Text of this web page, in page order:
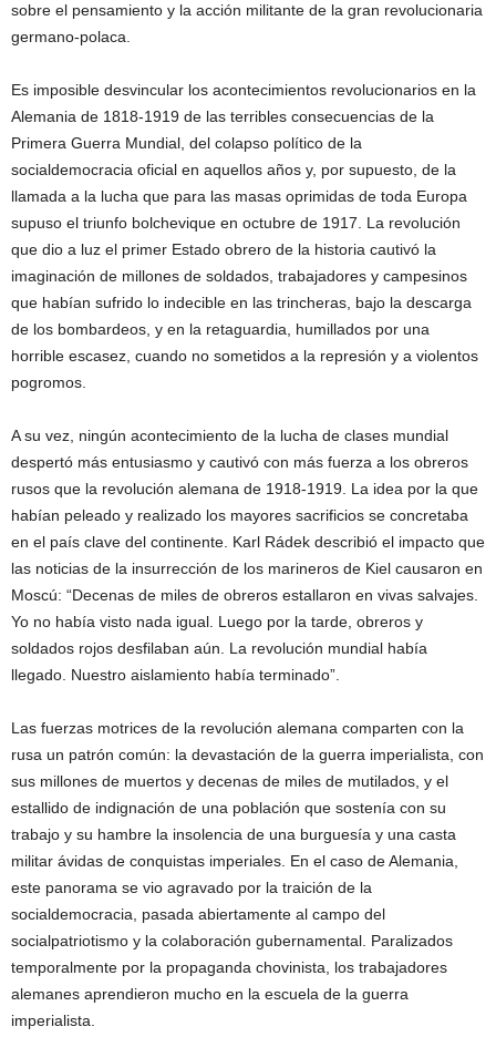
sobre el pensamiento y la acción militante de la gran revolucionaria
germano-polaca.
Es imposible desvincular los acontecimientos revolucionarios en la
Alemania de 1818-1919 de las terribles consecuencias de la
Primera Guerra Mundial, del colapso político de la
socialdemocracia oficial en aquellos años y, por supuesto, de la
llamada a la lucha que para las masas oprimidas de toda Europa
supuso el triunfo bolchevique en octubre de 1917. La revolución
que dio a luz el primer Estado obrero de la historia cautivó la
imaginación de millones de soldados, trabajadores y campesinos
que habían sufrido lo indecible en las trincheras, bajo la descarga
de los bombardeos, y en la retaguardia, humillados por una
horrible escasez, cuando no sometidos a la represión y a violentos
pogromos.
A su vez, ningún acontecimiento de la lucha de clases mundial
despertó más entusiasmo y cautivó con más fuerza a los obreros
rusos que la revolución alemana de 1918-1919. La idea por la que
habían peleado y realizado los mayores sacrificios se concretaba
en el país clave del continente. Karl Rádek describió el impacto que
las noticias de la insurrección de los marineros de Kiel causaron en
Moscú: “Decenas de miles de obreros estallaron en vivas salvajes.
Yo no había visto nada igual. Luego por la tarde, obreros y
soldados rojos desfilaban aún. La revolución mundial había
llegado. Nuestro aislamiento había terminado”.
Las fuerzas motrices de la revolución alemana comparten con la
rusa un patrón común: la devastación de la guerra imperialista, con
sus millones de muertos y decenas de miles de mutilados, y el
estallido de indignación de una población que sostenía con su
trabajo y su hambre la insolencia de una burguesía y una casta
militar ávidas de conquistas imperiales. En el caso de Alemania,
este panorama se vio agravado por la traición de la
socialdemocracia, pasada abiertamente al campo del
socialpatriotismo y la colaboración gubernamental. Paralizados
temporalmente por la propaganda chovinista, los trabajadores
alemanes aprendieron mucho en la escuela de la guerra
imperialista.